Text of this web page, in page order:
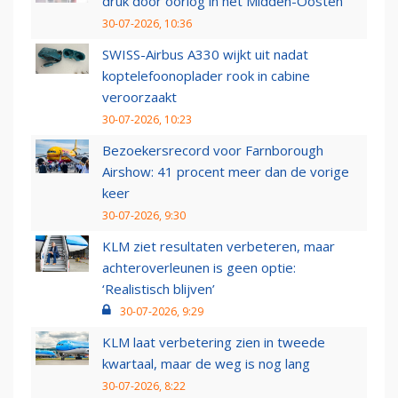
30-07-2026, 10:36
SWISS-Airbus A330 wijkt uit nadat
koptelefoonoplader rook in cabine
veroorzaakt
30-07-2026, 10:23
Bezoekersrecord voor Farnborough
Airshow: 41 procent meer dan de vorige
keer
30-07-2026, 9:30
KLM ziet resultaten verbeteren, maar
achteroverleunen is geen optie:
‘Realistisch blijven’
30-07-2026, 9:29
KLM laat verbetering zien in tweede
kwartaal, maar de weg is nog lang
30-07-2026, 8:22